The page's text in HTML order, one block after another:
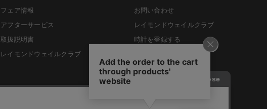
フェア情報
アフターサービス
取扱説明書
レイモンドウェイルクラブ
お問い合わせ
レイモンドウェイルクラブ
時計を登録する